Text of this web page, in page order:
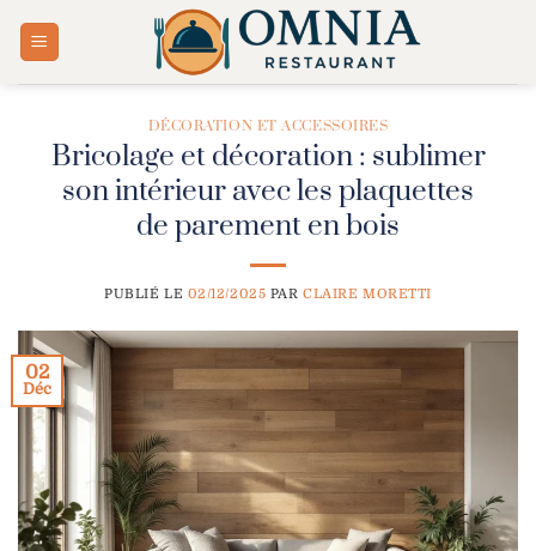
DÉCORATION ET ACCESSOIRES
Bricolage et décoration : sublimer
son intérieur avec les plaquettes
de parement en bois
PUBLIÉ LE 02/12/2025 PARCLAIRE MORETTI
02
Déc